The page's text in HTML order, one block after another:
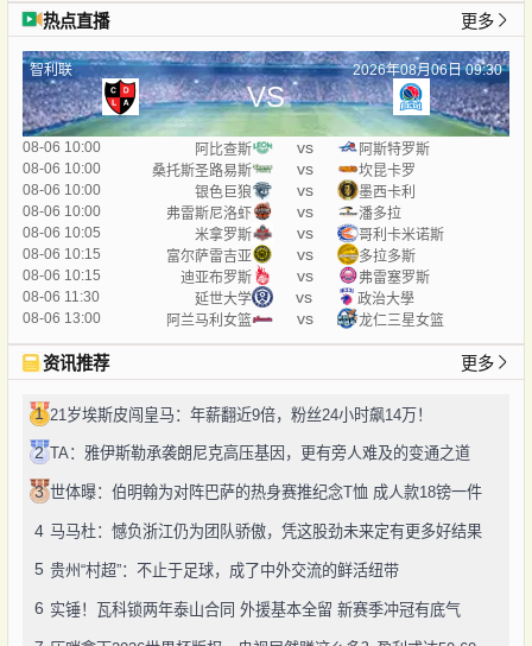
热点直播 更多
智利联 2026年08月06日 09:30
VS
08-06 10:00 阿比查斯 vs
阿斯特罗斯
08-06 10:00
桑托斯圣路易斯 vs
坎昆卡罗
08-06 10:00
银色巨狼 vs
墨西卡利
08-06 10:00
弗雷斯尼洛虾 vs
潘多拉
08-06 10:05
米拿罗斯 vs
哥利卡米诺斯
08-06 10:15
富尔萨雷吉亚 vs
多拉多斯
08-06 10:15
迪亚布罗斯 vs
弗雷塞罗斯
08-06 11:30
延世大学 vs
政治大學
08-06 13:00
阿兰马利女篮 vs 龙仁三星女篮
资讯推荐 更多
1 21岁埃斯皮闯皇马：年薪翻近9倍，粉丝24小时飙14万！
2 TA：雅伊斯勒承袭朗尼克高压基因，更有旁人难及的变通之道
3 世体曝：伯明翰为对阵巴萨的热身赛推纪念T恤 成人款18镑一件
4 马马杜：憾负浙江仍为团队骄傲，凭这股劲未来定有更多好结果
5 贵州“村超”：不止于足球，成了中外交流的鲜活纽带
6 实锤！瓦科锁两年泰山合同 外援基本全留 新赛季冲冠有底气